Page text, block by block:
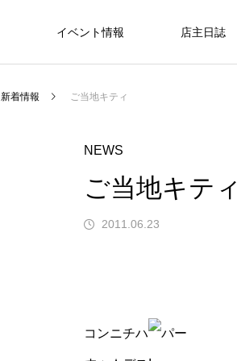
イベント情報 店主日誌
新着情報 ご当地キティ
NEWS
ご当地キティ
2011.06.23
コンニチハ